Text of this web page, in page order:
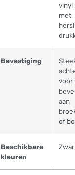
vinyl
met
Bevestiging
voor
aan
of
Beschikbare
kleuren